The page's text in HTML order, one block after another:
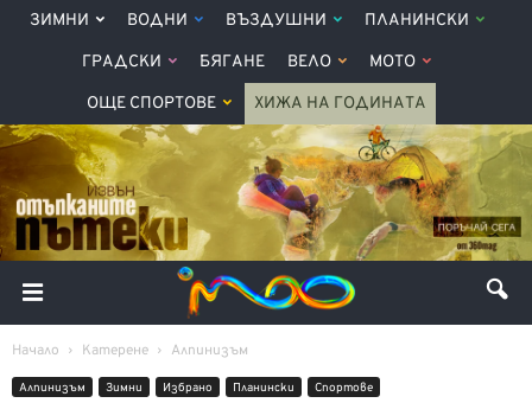
ЗИМНИ ВОДНИ ВЪЗДУШНИ ПЛАНИНСКИ
ГРАДСКИ БЯГАНЕ ВЕЛО МОТО
ОЩЕ СПОРТОВЕ ХИЖА НА ГОДИНАТА
Начало Катерене Алпинизъм
Алпинизъм Зимни Избрано Планински Спортове